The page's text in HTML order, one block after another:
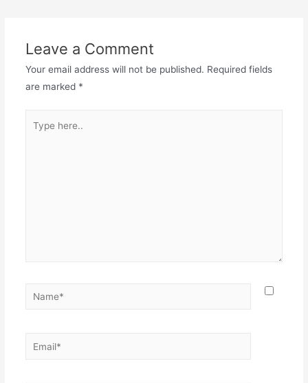
Leave a Comment
Your email address will not be published. Required fields
are marked *
here..
Name*
Email*